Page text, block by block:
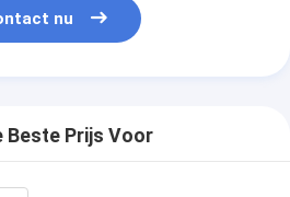
nu
Beste Prijs Voor